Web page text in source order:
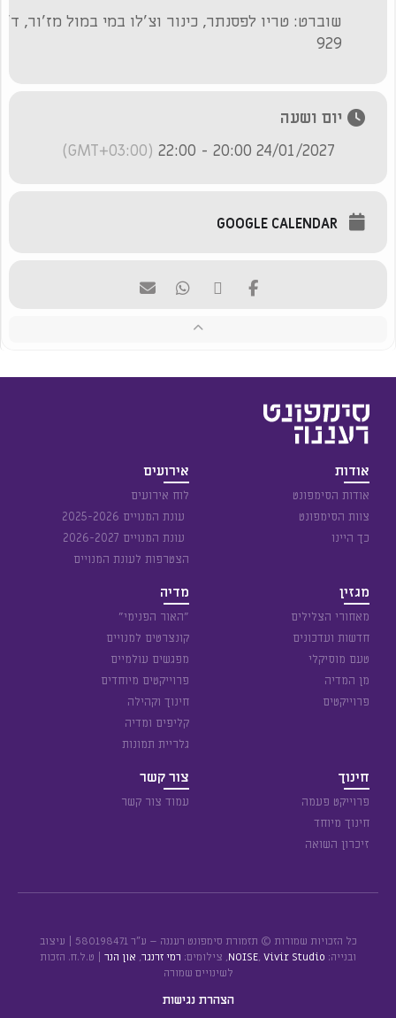
שוברט: טריו לפסנתר, כינור וצ'לו במי במול מז'ור, ד'
929
יום ושעה
24/01/2027 20:00 - 22:00
(GMT+03:00)
GOOGLE CALENDAR
אודות
אודות הסימפונט
צוות הסימפונט
כך היינו
אירועים
לוח אירועים
עונת המנויים 2025-2026
עונת המנויים 2026-2027
הצטרפות לעונת המנויים
מגזין
מאחורי הצלילים
חדשות ועדכונים
טעם מוסיקלי
מן המדיה
פרוייקטים
מדיה
״האור הפנימי״
קונצרטים למנויים
מפגשים עולמיים
פרוייקטים מיוחדים
חינוך וקהילה
קליפים ומדיה
גלריית תמונות
חינוך
פרוייקט פעמה
חינוך מיוחד
זיכרון השואה
צור קשר
עמוד צור קשר
כל הזכויות שמורות © תזמורת סימפונט רעננה – ע״ר 580198471 | עיצוב
ובנייה:
NOISE, Vivir Studio , צילומים: רמי זרנגר, און הנר | ט.ל.ח. הזכות
לשינויים שמורה
הצהרת נגישות